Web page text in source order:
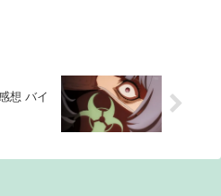
想 バイ